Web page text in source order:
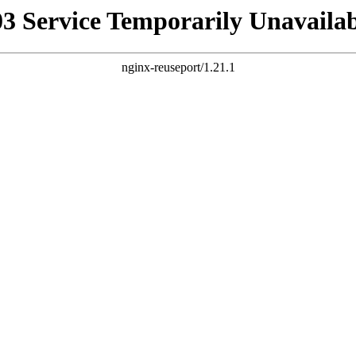
Service Temporarily
nginx-reuseport/1.21.1